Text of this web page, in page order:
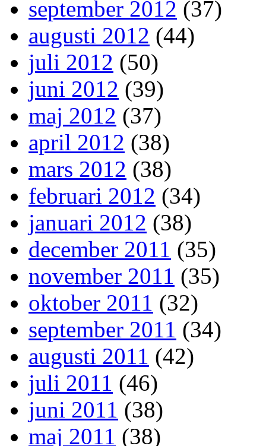
september 2012 (37)
augusti 2012 (44)
juli 2012 (50)
juni 2012 (39)
maj 2012 (37)
april 2012 (38)
mars 2012 (38)
februari 2012 (34)
januari 2012 (38)
december 2011 (35)
november 2011 (35)
oktober 2011 (32)
september 2011 (34)
augusti 2011 (42)
juli 2011 (46)
juni 2011 (38)
maj 2011 (38)